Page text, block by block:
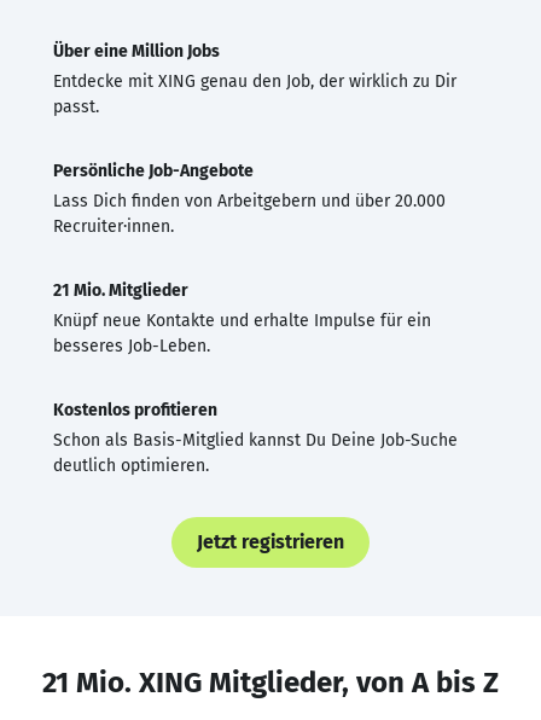
Über eine Million Jobs
Entdecke mit XING genau den Job, der wirklich zu Dir
passt.
Persönliche Job-Angebote
Lass Dich finden von Arbeitgebern und über 20.000
Recruiter·innen.
21 Mio. Mitglieder
Knüpf neue Kontakte und erhalte Impulse für ein
besseres Job-Leben.
Kostenlos profitieren
Schon als Basis-Mitglied kannst Du Deine Job-Suche
deutlich optimieren.
Jetzt registrieren
21 Mio. XING Mitglieder, von A bis Z